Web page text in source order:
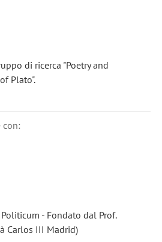
di ricerca "Poetry and
Plato".
con:
- Fondato dal Prof.
Carlos III Madrid)